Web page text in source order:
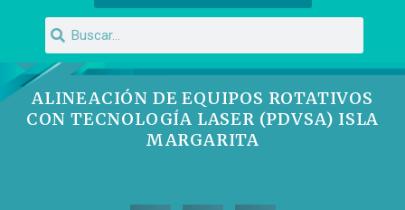
ALINEACIÓN DE EQUIPOS ROTATIVOS
CON TECNOLOGÍA LASER (PDVSA) ISLA
MARGARITA